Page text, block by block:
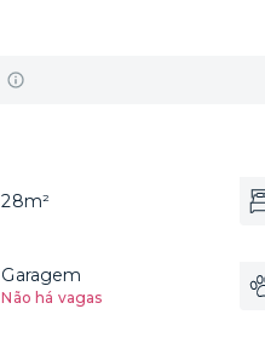
28m²
Garagem
Não há vagas